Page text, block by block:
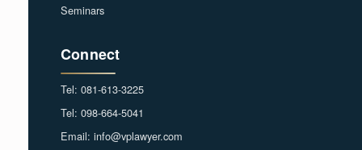
Seminars
Connect
Tel: 081-613-3225
Tel: 098-664-5041
Email: info@vplawyer.com